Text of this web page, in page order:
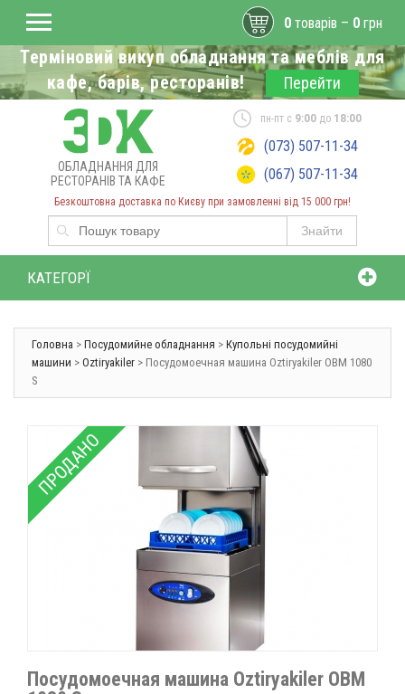
Терміновий викуп обладнання та меблів для
кафе, барів, ресторанів!
Перейти
ОБЛАДНАННЯ ДЛЯ
РЕСТОРАНІВ ТА КАФЕ
Безкоштовна доставка по Києву при замовленні від 15 000 грн!
Знайти
пн-пт с 9:00до 18:00
(073) 507-11-34
(067) 507-11-34
0 товарів – 0 грн
КАТЕГОРЇ
Головна > Посудомийне обладнання > Купольні посудомийні
машини > Oztiryakiler > Посудомоечная машина Oztiryakiler OBM 1080
S
ПРОДАНО
Посудомоечная машина Oztiryakiler OBM